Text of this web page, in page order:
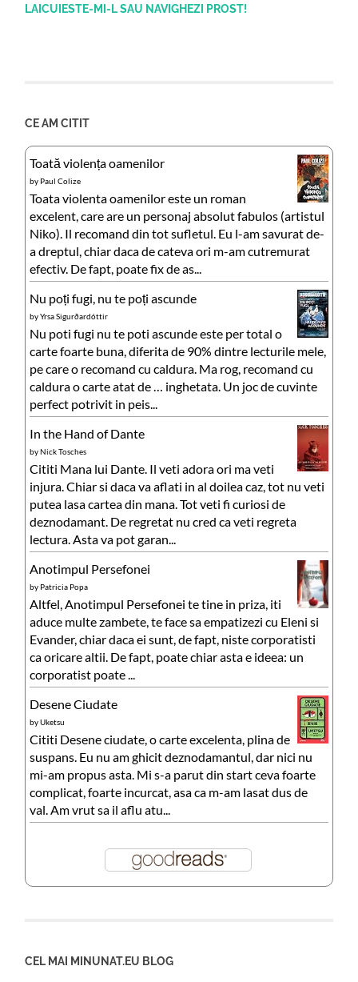
LAICUIESTE-MI-L SAU NAVIGHEZI PROST!
CE AM CITIT
Toată violența oamenilor
by Paul Colize
Toata violenta oamenilor este un roman
excelent, care are un personaj absolut fabulos (artistul
Niko). Il recomand din tot sufletul. Eu l-am savurat de-
a dreptul, chiar daca de cateva ori m-am cutremurat
efectiv. De fapt, poate fix de as...
Nu poți fugi, nu te poți ascunde
byYrsa Sigurðardóttir
Nu poti fugi nu te poti ascunde este per total o
carte foarte buna, diferita de 90% dintre lecturile mele,
pe care o recomand cu caldura. Ma rog, recomand cu
caldura o carte atat de … inghetata. Un joc de cuvinte
perfect potrivit in peis...
In the Hand of Dante
byNick Tosches
Cititi Mana lui Dante. Il veti adora ori ma veti
injura. Chiar si daca va aflati in al doilea caz, tot nu veti
putea lasa cartea din mana. Tot veti fi curiosi de
deznodamant. De regretat nu cred ca veti regreta
lectura. Asta va pot garan...
Anotimpul Persefonei
by Patricia Popa
Altfel, Anotimpul Persefonei te tine in priza, iti
aduce multe zambete, te face sa empatizezi cu Eleni si
Evander, chiar daca ei sunt, de fapt, niste corporatisti
ca oricare altii. De fapt, poate chiar asta e ideea: un
corporatist poate ...
Desene Ciudate
byUketsu
Cititi Desene ciudate, o carte excelenta, plina de
suspans. Eu nu am ghicit deznodamantul, dar nici nu
mi-am propus asta. Mi s-a parut din start ceva foarte
complicat, foarte incurcat, asa ca m-am lasat dus de
val. Am vrut sa il aflu atu...
CEL MAI MINUNAT.EU BLOG